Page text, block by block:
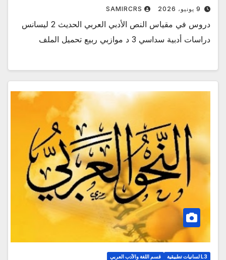
9 يونيو، 2026 SAMIRCRS
دروس في مقياس النص الأدبي العربي الحديث 2 ليسانس
دراسات أدبية سداسي 3 د موازبي ربيع تحميل الملف
L3 لسانيات تطبيقية قسم اللغة والأدب العربي